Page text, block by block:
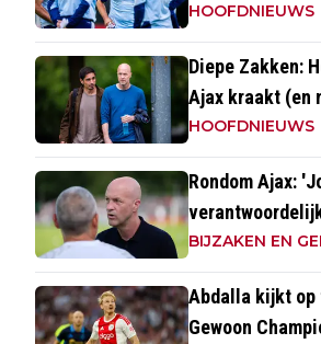
HOOFDNIEUWS
Diepe Zakken:
Ajax kraakt (en
HOOFDNIEUWS
Rondom Ajax:
Ajax Vrouwen'
BIJZAKEN EN
Abdalla kijkt op
Gewoon